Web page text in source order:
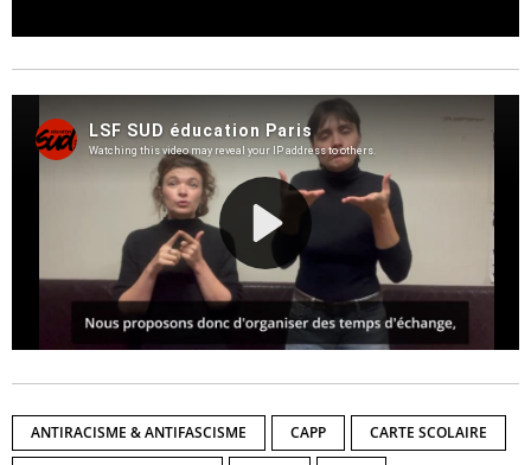
ANTIRACISME & ANTIFASCISME CAPP CARTE SCOLAIRE